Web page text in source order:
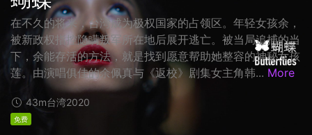
在不久的将来，台湾成为极权国家的占领区。年轻女孩余，
被新政权指控隐瞒叛军所在地后展开逃亡。被当局追捕的当
下，余能存活的方法，就是找到愿意帮助她整容的神秘女孩
莲。由演唱俱佳的余佩真与《返校》剧集女主角韩... More
43m台湾2020
免费